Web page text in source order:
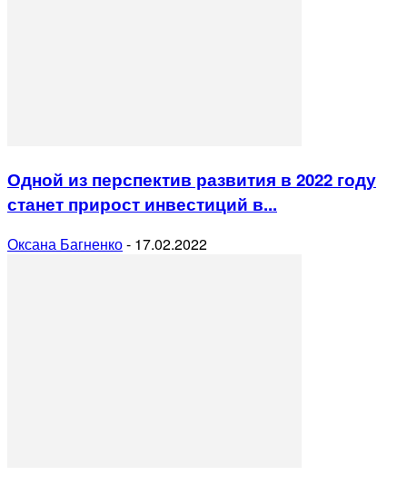
Одной из перспектив развития в 2022 году
станет прирост инвестиций в...
Оксана Багненко- 17.02.2022